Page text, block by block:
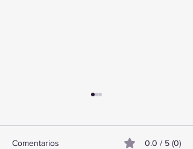
Comentarios 0.0 / 5 (0)